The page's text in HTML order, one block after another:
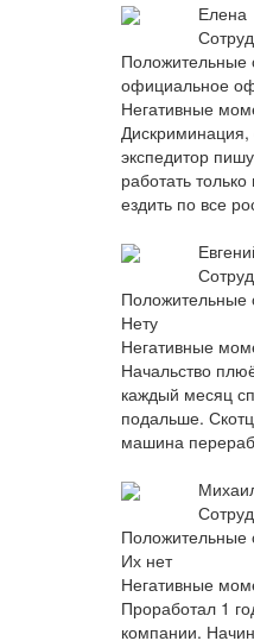
Елена
Положительные
официальное
Негативные
Дискриминация,
экспедитор
работать
ездить по все
Положительные
Нету
Негативные
Начальство
каждый месяц
подальше.
машина
Положительные
Их нет
Негативные
Проработал 1
компании.